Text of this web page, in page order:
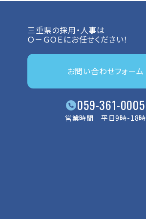
三重県の採用・人事は
Ｏ－ＧＯＥにお任せください！
お問い合わせフォーム
059-361-0005
営業時間 平日9時-18時